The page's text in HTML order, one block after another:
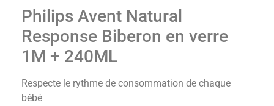
Philips Avent Natural
Response Biberon en verre
1M + 240ML
Respecte le rythme de consommation de chaque
bébé